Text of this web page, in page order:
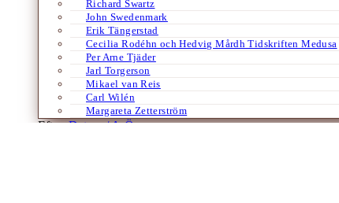
Richard Swartz
John Swedenmark
Erik Tängerstad
Cecilia Rodéhn och Hedvig Mårdh Tidskriften Medusa
Per Arne Tjäder
Jarl Torgerson
Mikael van Reis
Carl Wilén
Margareta Zetterström
Efter:Datum /A-Ö